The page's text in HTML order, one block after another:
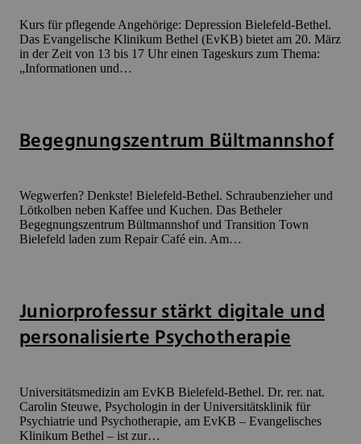
Kurs für pflegende Angehörige: Depression Bielefeld-Bethel.
Das Evangelische Klinikum Bethel (EvKB) bietet am 20. März
in der Zeit von 13 bis 17 Uhr einen Tageskurs zum Thema:
„Informationen und…
Begegnungszentrum Bültmannshof
Wegwerfen? Denkste! Bielefeld-Bethel. Schraubenzieher und
Lötkolben neben Kaffee und Kuchen. Das Betheler
Begegnungszentrum Bültmannshof und Transition Town
Bielefeld laden zum Repair Café ein. Am…
Juniorprofessur stärkt digitale und
personalisierte Psychotherapie
Universitätsmedizin am EvKB Bielefeld-Bethel. Dr. rer. nat.
Carolin Steuwe, Psychologin in der Universitätsklinik für
Psychiatrie und Psychotherapie, am EvKB – Evangelisches
Klinikum Bethel – ist zur…